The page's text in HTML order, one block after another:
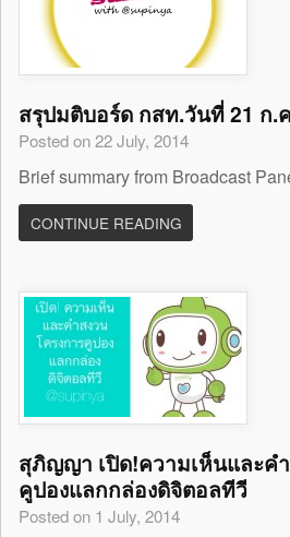
สรุปมติบอร์ด กสท.วันที่ 21 ก.
Posted on 22 July, 2014
Brief summary from Broadcast
CONTINUE READING
สุภิญญา เปิด!ความเห็นและค
คูปองแลกกล่องดิจิตอลทีวี
Posted on 1 July, 2014